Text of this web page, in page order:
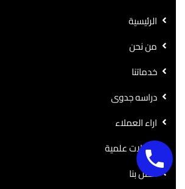
الرئيسية
من نحن
خدماتنا
دراسه جدوى
اراء العملاء
مقالات علمية
اتصل بنا